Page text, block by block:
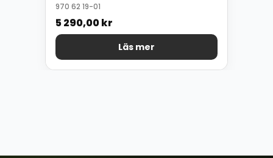
970 62 19-01
5 290,00kr
Läs mer